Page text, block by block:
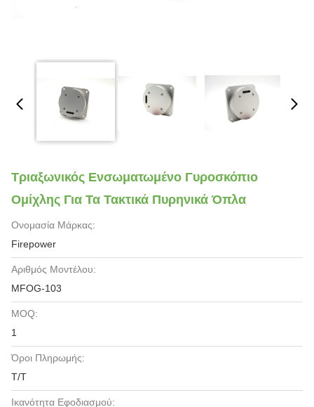
Τριαξωνικός Ενσωματωμένο Γυροσκόπιο
Ομίχλης Για Τα Τακτικά Πυρηνικά Όπλα
Ονομασία Μάρκας:
Firepower
Αριθμός Μοντέλου:
MFOG-103
MOQ:
1
Όροι Πληρωμής:
T/T
Ικανότητα Εφοδιασμού: